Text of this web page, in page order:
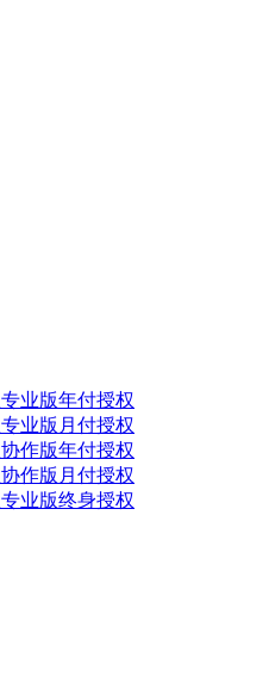
专业版年付授权
专业版月付授权
协作版年付授权
协作版月付授权
专业版终身授权